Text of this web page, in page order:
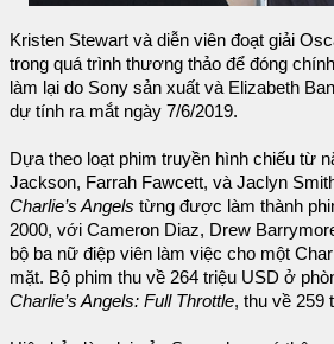
Kristen Stewart và diễn viên đoạt giải
trong quá trình thương thảo để đóng chính
làm lại do Sony sản xuất và Elizabeth
dự tính ra mắt ngày 7/6/2019.
Dựa theo loạt phim truyền hình chiếu từ
Jackson, Farrah Fawcett, và Jaclyn
Charlie’s Angels từng được làm thành
2000, với Cameron Diaz, Drew
bộ ba nữ điệp viên làm việc cho một
mặt. Bộ phim thu về 264 triệu USD ở
Charlie’s Angels: Full Throttle, thu về 259